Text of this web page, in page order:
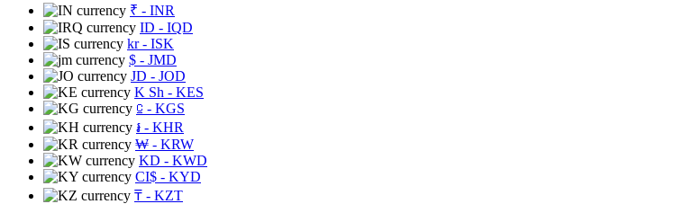
₹ - INR
ID - IQD
kr- ISK
$ - JMD
JD - JOD
K Sh - KES
⃀ - KGS
៛ - KHR
₩ - KRW
KD - KWD
CI$ - KYD
₸ - KZT